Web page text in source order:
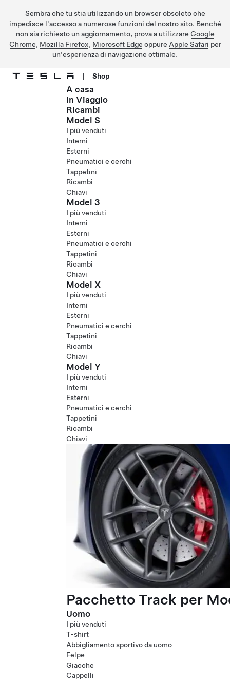
Sembra che tu stia utilizzando un browser obsoleto che
impedisce l'accesso a numerose funzioni del nostro sito. Benché
non sia richiesto un aggiornamento, prova a utilizzare Google
Chrome, Mozilla Firefox, Microsoft Edge oppure Apple Safari per
un'esperienza di navigazione ottimale.
Passa al contenuto principale
| Shop
A casa
In Viaggio
Ricambi
Model S
I più venduti
Interni
Esterni
Pneumatici e cerchi
Tappetini
Ricambi
Chiavi
Model 3
I più venduti
Interni
Esterni
Pneumatici e cerchi
Tappetini
Ricambi
Chiavi
Model X
I più venduti
Interni
Esterni
Pneumatici e cerchi
Tappetini
Ricambi
Chiavi
Model Y
I più venduti
Interni
Esterni
Pneumatici e cerchi
Tappetini
Ricambi
Chiavi
Pacchetto Track per
Uomo
I più venduti
T-shirt
Abbigliamento sportivo da uomo
Felpe
Giacche
Cappelli